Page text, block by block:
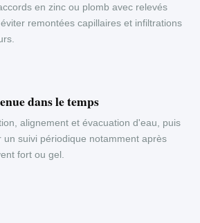
en zinc ou plomb avec relevés
remontées capillaires et infiltrations
dans le temps
alignement et évacuation d'eau, puis
un suivi périodique notamment après
fort ou gel.